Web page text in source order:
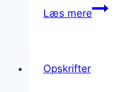
Læs mereTortellini
Opskrifter